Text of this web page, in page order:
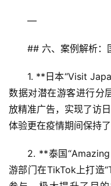
问
答
社
—
## 六、案例解析：
1. **日本“Visit
数据对潜在游客进行分
放精准广告，实现了访
体验更在疫情期间保持了
2. **泰国
游部门在TikTok上打造